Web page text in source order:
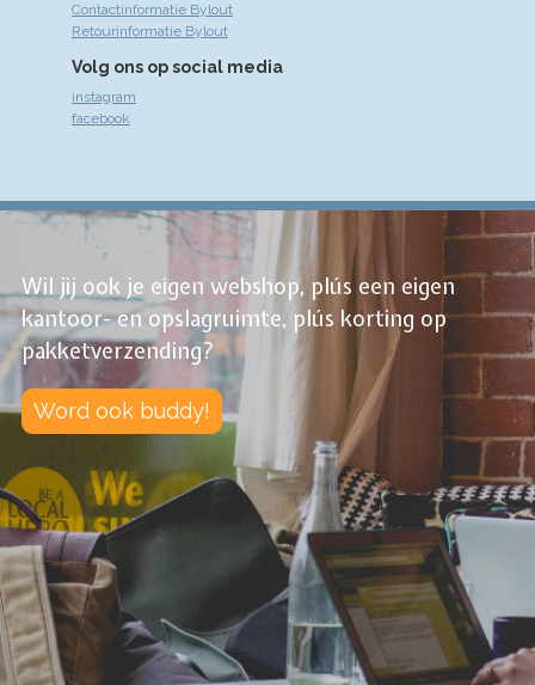
Contactinformatie Bylout
Retourinformatie Bylout
Volg ons op social media
instagram
facebook
Wil jij ook je eigen webshop, plús een eigen
kantoor- en opslagruimte, plús korting op
pakketverzending?
Word ook buddy!